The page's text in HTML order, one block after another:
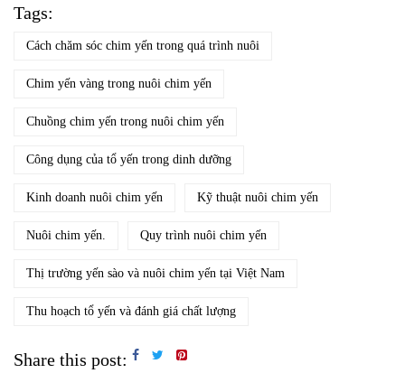
Tags:
Cách chăm sóc chim yến trong quá trình nuôi
Chim yến vàng trong nuôi chim yến
Chuồng chim yến trong nuôi chim yến
Công dụng của tổ yến trong dinh dưỡng
Kinh doanh nuôi chim yến Kỹ thuật nuôi chim yến
Nuôi chim yến. Quy trình nuôi chim yến
Thị trường yến sào và nuôi chim yến tại Việt Nam
Thu hoạch tổ yến và đánh giá chất lượng
Share this post: